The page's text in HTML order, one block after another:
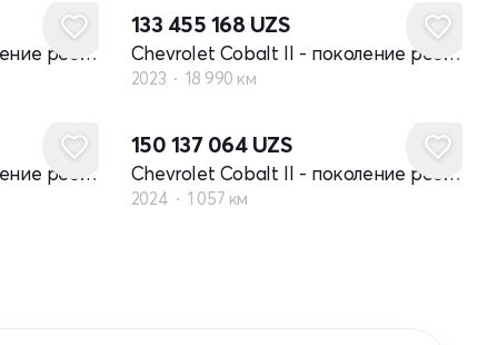
Chevrolet Cobalt II - поколение рестайлинг
133 455 168 UZS
Chevrolet Cobalt II - поколение рестайлинг
2023 18 990 км
Chevrolet Cobalt II - поколение рестайлинг
150 137 064 UZS
Chevrolet Cobalt II - поколение рестайлинг
2024 1 057 км